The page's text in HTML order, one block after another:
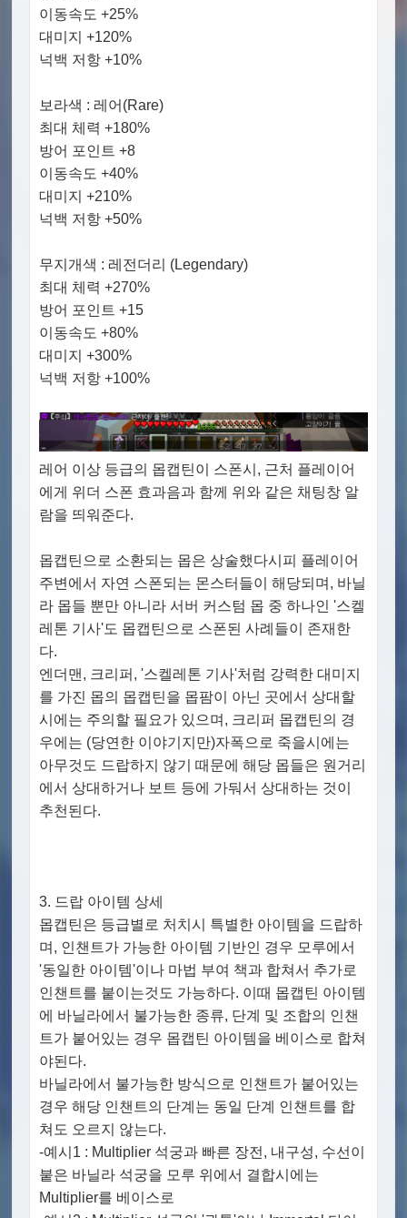
이동속도 +25%
대미지 +120%
넉백 저항 +10%
보라색 : 레어(Rare)
최대 체력 +180%
방어 포인트 +8
이동속도 +40%
대미지 +210%
넉백 저항 +50%
무지개색 : 레전더리 (Legendary)
최대 체력 +270%
방어 포인트 +15
이동속도 +80%
대미지 +300%
넉백 저항 +100%
레어 이상 등급의 몹캡틴이 스폰시, 근처 플레이어
에게 위더 스폰 효과음과 함께 위와 같은 채팅창 알
람을 띄워준다.
몹캡틴으로 소환되는 몹은 상술했다시피 플레이어
주변에서 자연 스폰되는 몬스터들이 해당되며, 바닐
라 몹들 뿐만 아니라 서버 커스텀 몹 중 하나인 '스켈
레톤 기사'도 몹캡틴으로 스폰된 사례들이 존재한
다.
엔더맨, 크리퍼, '스켈레톤 기사'처럼 강력한 대미지
를 가진 몹의 몹캡틴을 몹팜이 아닌 곳에서 상대할
시에는 주의할 필요가 있으며, 크리퍼 몹캡틴의 경
우에는 (당연한 이야기지만)자폭으로 죽을시에는
아무것도 드랍하지 않기 때문에 해당 몹들은 원거리
에서 상대하거나 보트 등에 가둬서 상대하는 것이
추천된다.
3. 드랍 아이템 상세
몹캡틴은 등급별로 처치시 특별한 아이템을 드랍하
며, 인챈트가 가능한 아이템 기반인 경우 모루에서
'동일한 아이템'이나 마법 부여 책과 합쳐서 추가로
인챈트를 붙이는것도 가능하다. 이때 몹캡틴 아이템
에 바닐라에서 불가능한 종류, 단계 및 조합의 인챈
트가 붙어있는 경우 몹캡틴 아이템을 베이스로 합쳐
야된다.
바닐라에서 불가능한 방식으로 인챈트가 붙어있는
경우 해당 인챈트의 단계는 동일 단계 인챈트를 합
쳐도 오르지 않는다.
-예시1 : Multiplier 석궁과 빠른 장전, 내구성, 수선이
붙은 바닐라 석궁을 모루 위에서 결합시에는
Multiplier를 베이스로